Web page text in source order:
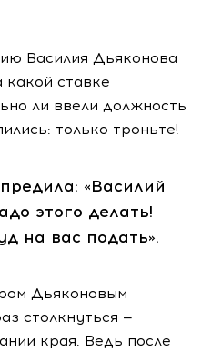
Василия Дьяконова
какой ставке
ли ввели должность
только троньте!
«Василий
этого делать!
на вас подать».
Дьяконовым
столкнуться —
края. Ведь после